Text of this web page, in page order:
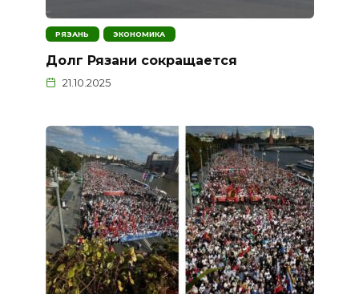
РЯЗАНЬ ЭКОНОМИКА
Долг Рязани сокращается
21.10.2025